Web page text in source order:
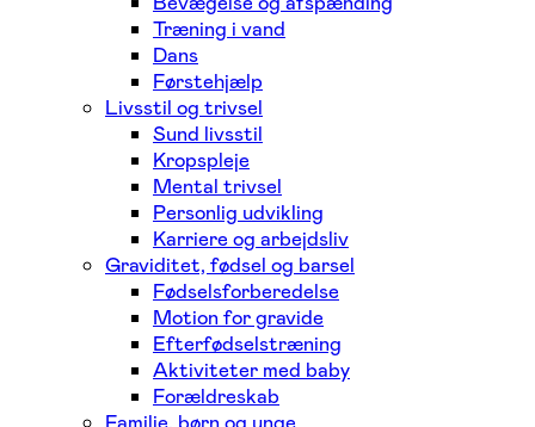
Træning i vand
Dans
Førstehjælp
Livsstil og trivsel
Sund livsstil
Kropspleje
Mental trivsel
Personlig udvikling
Karriere og arbejdsliv
Graviditet, fødsel og barsel
Fødselsforberedelse
Motion for gravide
Efterfødselstræning
Aktiviteter med baby
Forældreskab